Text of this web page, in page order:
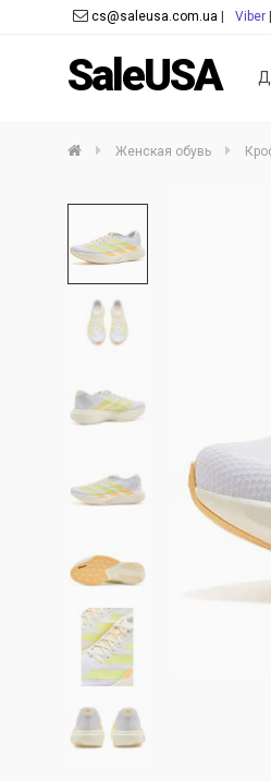
SaleUSA
cs@saleusa.com.ua Viber
Женская обувь